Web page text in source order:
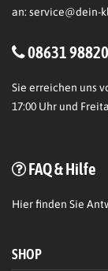
an: service@dein-
08631
Sie erreichen uns
17:00 Uhr und
FAQ & Hilfe
Hierfinden Sie
SHOP